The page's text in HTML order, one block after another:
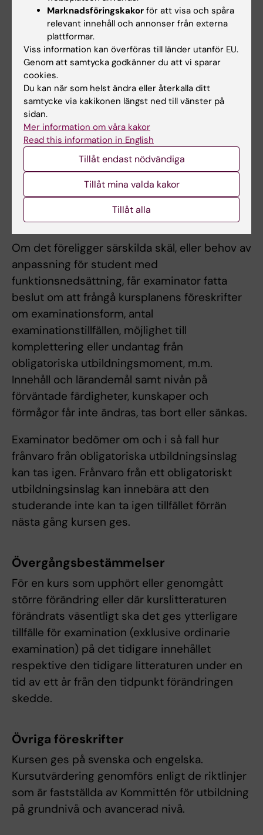
muntliga presentationer (U/G).
Student som ej är godkänd efter ordinarie
examinationstillfälle har rätt att delta vid
ytterligare fem examinationstillfällen. Om
studenten genomfört sex underkända
tentamina/prov ges inte något ytterligare
examinationstillfälle. Som examinationstillfälle
räknas de gånger studenten deltagit i ett och
samma prov. Inlämning av blank skrivning
räknas som examinationstillfälle.
Examinationstillfälle till vilket studenten anmält
sig men inte deltagit räknas inte som
examinationstillfälle.
Om det föreligger särskilda skäl, eller behov av
anpassning för student med
funktionsnedsättning, får examinator fatta
beslut om att frångå kursplanens föreskrifter
om examinationsform, antal
examinationstillfällen, möjlighet till
komplettering eller undantag från
obligatoriska utbildningsmoment, m.m.
Innehåll och lärandemål samt nivån på
förväntade färdigheter, kunskaper och
förmågor får inte ändras, tas bort eller sänkas.
Examinator bedömer om och i så fall hur
frånvaro från obligatoriska utbildningsinslag
kan tas igen. Frånvaro från ett obligatoriskt
utbildningsinslag kan innebära att den
studerande inte kan ta igen tillfället förrän
nästa gång kursen ges.
Övergångsbestämmelser
För en kurs som upphört eller genomgått
större förändring eller där kurslitteraturen
förändrats väsentligt ska det ges ytterligare
tillfälle för examination (exklusive ordinarie
examination) på det tidigare innehållet
respektive den tidigare litteraturen under en
tid av ett år från den tidpunkt förändringen
skedde.
Övriga föreskrifter
Kursen ges på svenska och engelska.
Kursutvärdering genomförs enligt de riktlinjer
som är fastställda av Kommittén för utbildning
på grundnivå och avancerad nivå.
Marknadsföringskakor för att visa och spåra
relevant innehåll och annonser från externa
plattformar.
Viss information kan överföras till länder utanför EU.
Genom att samtycka godkänner du att vi sparar
cookies.
Du kan när som helst ändra eller återkalla ditt
samtycke via kakikonen längst ned till vänster på
sidan.
Mer information om våra kakor
Read this information in English
Tillåt endast nödvändiga
Tillåt mina valda kakor
Tillåt alla